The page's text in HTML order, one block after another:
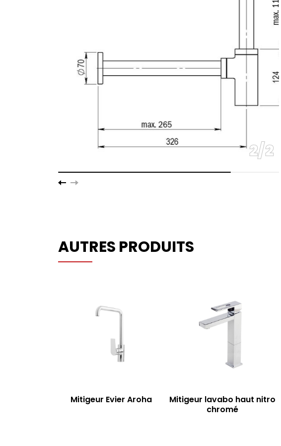
2/2
AUTRES PRODUITS
Mitigeur Evier Aroha
Mitigeur lavabo haut nitro
chromé